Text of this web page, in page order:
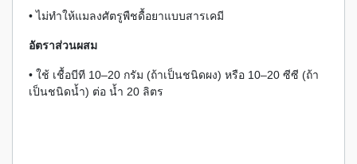
• ไม่ทำให้แมลงศัตรูพืชดื้อยาแบบสารเคมี
อัตราส่วนผสม
• ใช้ เชื้อบีที 10–20 กรัม (ถ้าเป็นชนิดผง) หรือ 10–20 ซีซี (ถ้า
เป็นชนิดน้ำ) ต่อ น้ำ 20 ลิตร